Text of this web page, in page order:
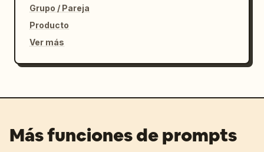
Grupo / Pareja
Producto
Ver más
Más funciones de prompts